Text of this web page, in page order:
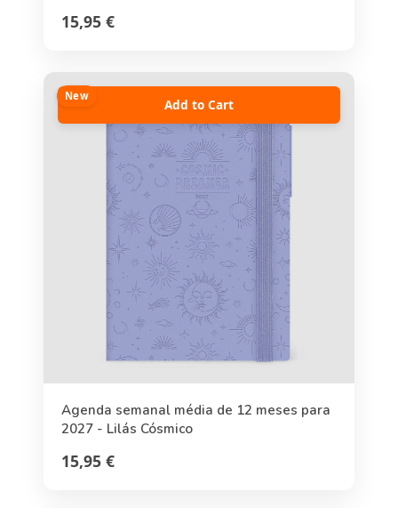
15,95 €
New
Add to Cart
Agenda semanal média de 12 meses para
2027 - Lilás Cósmico
15,95 €